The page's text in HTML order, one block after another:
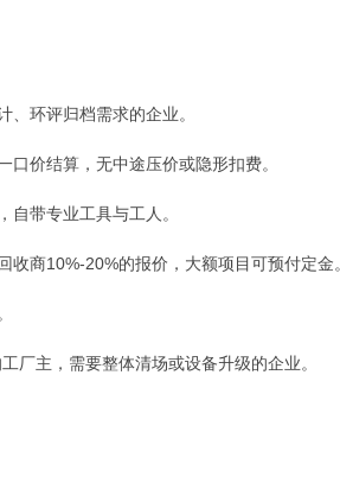
环评归档需求的企业。
价结算，无中途压价或隐形扣费。
带专业工具与工人。
商10%-20%的报价，大额项目可预付定金。
厂主，需要整体清场或设备升级的企业。